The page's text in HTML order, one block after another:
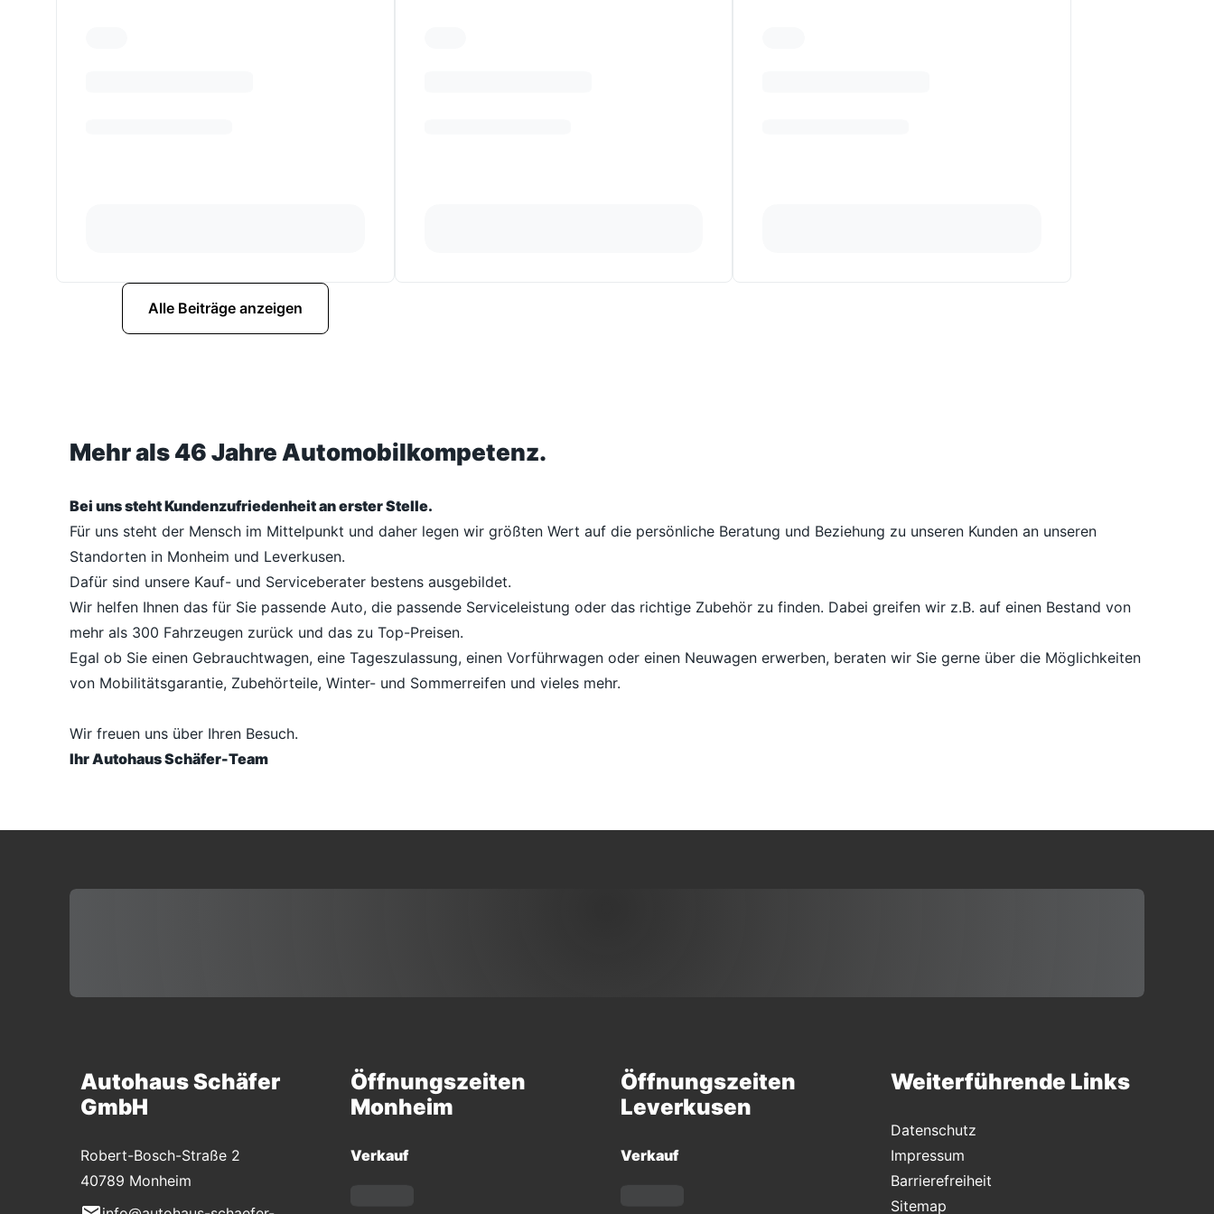
Alle Beiträge anzeigen
Mehr als 46 Jahre Automobilkompetenz.
Bei uns steht Kundenzufriedenheit an erster Stelle.
Für uns steht der Mensch im Mittelpunkt und daher legen wir größten Wert auf die persönliche Beratung und Beziehung zu unseren Kunden an unseren
Standorten in Monheim und Leverkusen.
Dafür sind unsere Kauf- und Serviceberater bestens ausgebildet.
Wir helfen Ihnen das für Sie passende Auto, die passende Serviceleistung oder das richtige Zubehör zu finden. Dabei greifen wir z.B. auf einen Bestand von
mehr als 300 Fahrzeugen zurück und das zu Top-Preisen.
Egal ob Sie einen Gebrauchtwagen, eine Tageszulassung, einen Vorführwagen oder einen Neuwagen erwerben, beraten wir Sie gerne über die Möglichkeiten
von Mobilitätsgarantie, Zubehörteile, Winter- und Sommerreifen und vieles mehr.
Wir freuen uns über Ihren Besuch.
Ihr Autohaus Schäfer-Team
Autohaus Schäfer
GmbH
Robert-Bosch-Straße 2
40789 Monheim
Öffnungszeiten
Monheim
Verkauf
Öffnungszeiten
Leverkusen
Verkauf
Weiterführende Links
Datenschutz
Impressum
Barrierefreiheit
Sitemap